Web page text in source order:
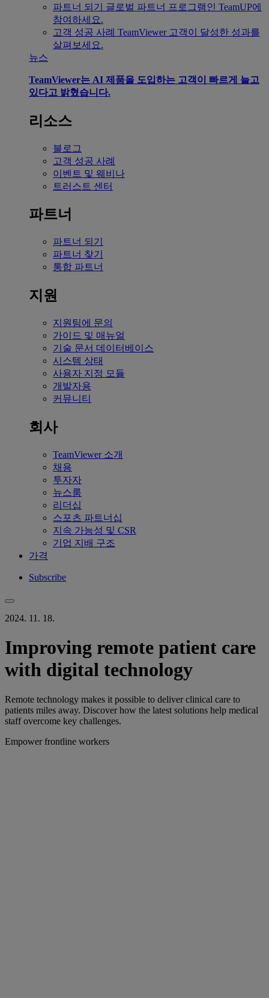
파트너 되기
글로벌 파트너 프로그램인 TeamUP에
참여하세요.
고객 성공 사례 TeamViewer 고객이 달성한 성과를
살펴보세요.
뉴스
TeamViewer는 AI 제품을 도입하는 고객이 빠르게 늘고
있다고 밝혔습니다.
리소스
블로그
고객 성공 사례
이벤트 및 웨비나
트러스트 센터
파트너
파트너 되기
파트너 찾기
통합 파트너
지원
지원팀에 문의
가이드 및 매뉴얼
기술 문서 데이터베이스
시스템 상태
사용자 지정 모듈
개발자용
커뮤니티
회사
TeamViewer 소개
채용
투자자
뉴스룸
리더십
스포츠 파트너십
지속 가능성 및 CSR
기업 지배 구조
가격
Subscribe
2024. 11. 18.
Improving remote patient care
with digital technology
Remote technology makes it possible to deliver clinical care to
patients miles away. Discover how the latest solutions help medical
staff overcome key challenges.
Empower frontline workers